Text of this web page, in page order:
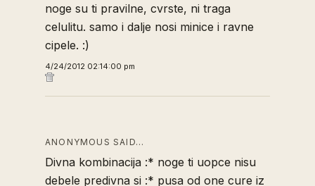
noge su ti pravilne, cvrste, ni traga
celulitu. samo i dalje nosi minice i ravne
cipele. :)
4/24/2012 02:14:00 pm
ANONYMOUS SAID…
Divna kombinacija :* noge ti uopce nisu
debele predivna si :* pusa od one cure iz